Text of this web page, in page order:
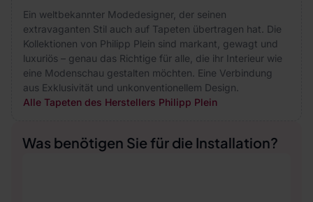
Ein weltbekannter Modedesigner, der seinen
extravaganten Stil auch auf Tapeten übertragen hat. Die
Kollektionen von Philipp Plein sind markant, gewagt und
luxuriös – genau das Richtige für alle, die ihr Interieur wie
eine Modenschau gestalten möchten. Eine Verbindung
aus Exklusivität und unkonventionellem Design.
Alle Tapeten des Herstellers Philipp Plein
Was benötigen Sie für die Installation?